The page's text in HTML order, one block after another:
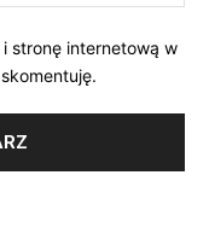
stronę internetową w